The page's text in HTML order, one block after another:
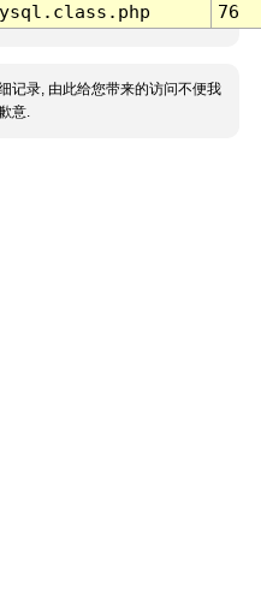
76
记录, 由此给您带来的访问不便我
意.